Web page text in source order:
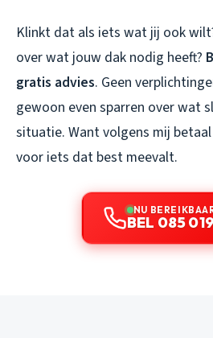
Klinkt dat als iets wat jij ook
over wat jouw dak nodig heeft?
gratis advies. Geen
gewoon even sparren over wat
situatie. Want volgens mij
voor iets dat best meevalt.
NU
BEL 085